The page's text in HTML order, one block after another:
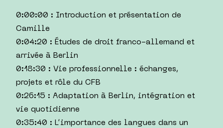
0:00:00 : Introduction et présentation de
Camille
0:04:20 : Études de droit franco-allemand et
arrivée à Berlin
0:18:30 : Vie professionnelle : échanges,
projets et rôle du CFB
0:26:15 : Adaptation à Berlin, intégration et
vie quotidienne
0:35:40 : L’importance des langues dans un